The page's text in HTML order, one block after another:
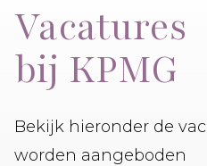
Vacatures
bij KPMG
Bekijk hieronder de
worden aangeboden